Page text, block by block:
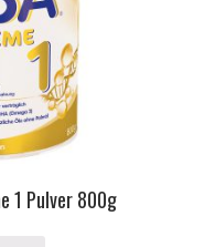
1 Pulver 800g